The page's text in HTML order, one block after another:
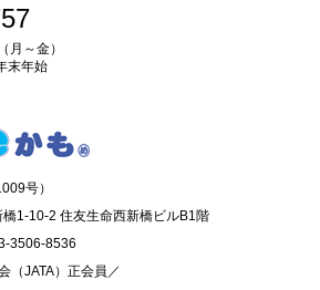
～金）
末年始
号）
1-10-2 住友生命西新橋ビルB1階
3506-8536
（JATA）正会員／